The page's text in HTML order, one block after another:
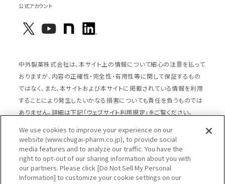
公式アカウント
中外製薬株式会社は、本サイト上の情報について細心の注意を払って
おりますが、内容の正確性・完全性・有用性等に関して保証するもの
ではなく、また、本サイトおよび本サイトに掲載されている情報を利用
することにより発生したいかなる損害についても責任を負うものでは
ありません。詳細は下記「ウェブサイト利用規定」をご覧ください。
サイトマップ
ウェブサイト利用規定
個人情報の取扱いのご案内
ソーシャルメディアポリシー
推奨閲覧環境
ウェブアクセシビリティ対応
We use cookies to improve your experience on our
website (www.chugai-pharm.co.jp), to provide social
media features and to analyze our traffic. You have the
right to opt-out of our sharing information about you with
our partners. Please click [Do Not Sell My Personal
Information] to customize your cookie settings on our